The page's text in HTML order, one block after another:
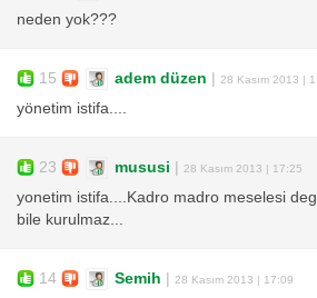
neden yok???
15 adem düzen | 28 Kasım 2013 |
yönetim istifa....
23 mususi | 28 Kasım 2013 | 17:25
yonetim istifa....Kadro madro meselesi
bile kurulmaz...
14 Semih | 28 Kasım 2013 | 17:09